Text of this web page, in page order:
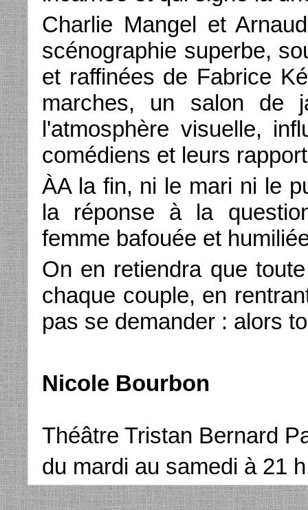
Charlie Mangel et
scénographie superbe,
et raffinées de Fabrice
marches, un salon de
l'atmosphère visuelle,
comédiens et leurs
ÀA la fin, ni le mari ni le
la réponse à la
femme bafouée et
On en retiendra que
chaque couple, en
pas se demander : alors
Nicole Bourbon
Théâtre Tristan Bernard
du mardi au samedi à 21